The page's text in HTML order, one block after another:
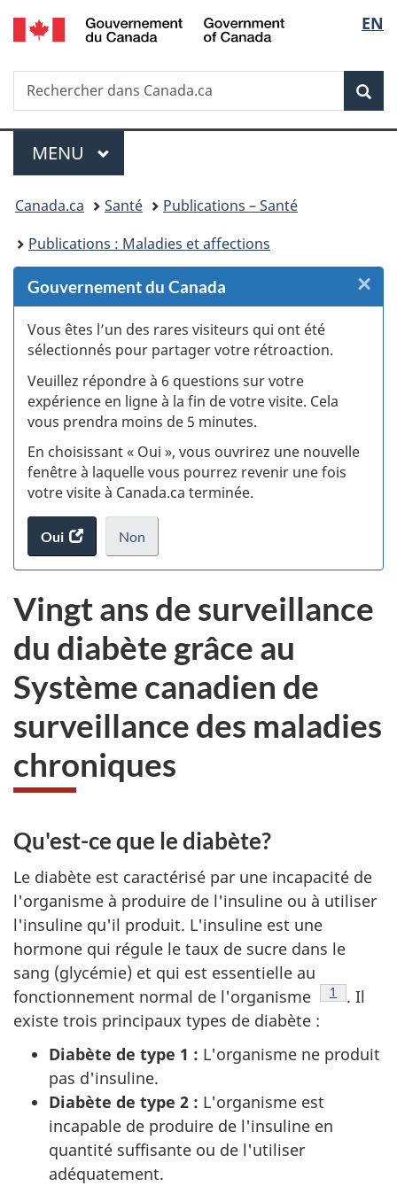
Passer
au
des
Passer
au
principal
Passer
à
Au
du
Passer
à
version
simplifiée
de
la
EN
Recherche
Rechercher
dans
Menu
MENU PRINCIPAL
Vous
êtes
ici :
Canada.ca Santé
Publications – Santé
Publications : Maladies et affections
Gouvernement du Canada
Vous êtes l’un des rares visiteurs qui ont été
sélectionnés pour partager votre rétroaction.
Veuillez répondre à 6 questions sur votre
expérience en ligne à la fin de votre visite. Cela
vous prendra moins de 5 minutes.
En choisissant « Oui », vous ouvrirez une nouvelle
fenêtre à laquelle vous pourrez revenir une fois
votre visite à Canada.ca terminée.
Oui
accéder
au
Non
je
pas
participer
au
sondage
du
site
web,
.
×
Vingt ans de surveillance
du diabète grâce au
Système canadien de
surveillance des maladies
chroniques
Qu'est-ce que le diabète?
Le diabète est caractérisé par une incapacité de
l'organisme à produire de l'insuline ou à utiliser
l'insuline qu'il produit. L'insuline est une
hormone qui régule le taux de sucre dans le
sang (glycémie) et qui est essentielle au
fonctionnement normal de l'organisme
Note de
1
. Il
existe trois principaux types de diabète :
Diabète de type 1 : L'organisme ne produit
pas d'insuline.
Diabète de type 2 : L'organisme est
incapable de produire de l'insuline en
quantité suffisante ou de l'utiliser
adéquatement.